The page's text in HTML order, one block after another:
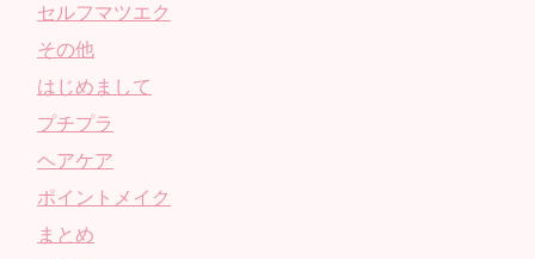
セルフマツエク
その他
はじめまして
プチプラ
ヘアケア
ポイントメイク
まとめ